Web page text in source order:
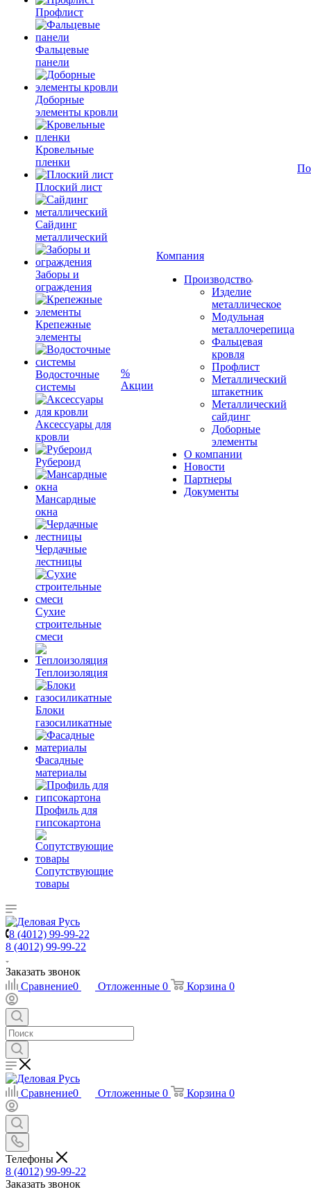
Профлист
Фальцевые
панели
Доборные
элементы кровли
Кровельные
пленки
Плоский лист
Сайдинг
металлический
Заборы и
ограждения
Крепежные
элементы
Водосточные
системы
Аксессуары для
кровли
Рубероид
Мансардные
окна
Чердачные
лестницы
Сухие
строительные
смеси
Теплоизоляция
Блоки
газосиликатные
Фасадные
материалы
Профиль для
гипсокартона
Сопутствующие
товары
%
Акции
Компания
Производство
Изделие
металлическое
Модульная
металлочерепица
Фальцевая
кровля
Профлист
Металлический
штакетник
Металлический
сайдинг
Доборные
элементы
О компании
Новости
Партнеры
Документы
8 (4012) 99-99-22
8 (4012) 99-99-22
Заказать звонок
Сравнение0 Отложенные 0 Корзина 0
Сравнение0 Отложенные 0 Корзина 0
Телефоны
8 (4012) 99-99-22
Заказать звонок